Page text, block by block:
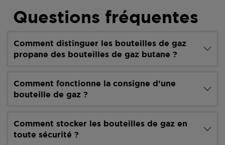
Questions fréquentes
Comment distinguer les bouteilles de gaz
propane des bouteilles de gaz butane ?
Comment fonctionne la consigne d’une
bouteille de gaz ?
Comment stocker les bouteilles de gaz en
toute sécurité ?